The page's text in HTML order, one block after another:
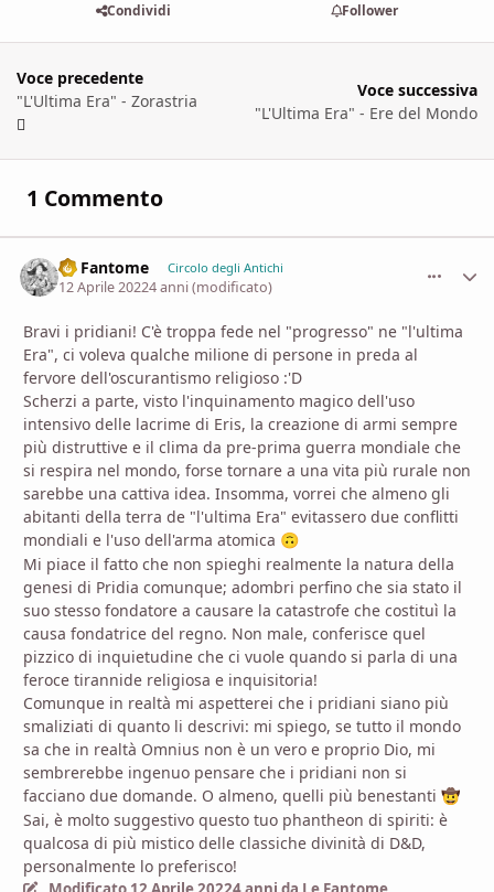
Condividi Follower
Voce precedente
"L'Ultima Era" - Zorastria
Voce successiva
"L'Ultima Era" - Ere del Mondo
1 Commento
Le Fantome Circolo degli Antichi
12 Aprile 20224 anni(modificato)
Bravi i pridiani! C'è troppa fede nel "progresso" ne "l'ultima
Era", ci voleva qualche milione di persone in preda al
fervore dell'oscurantismo religioso :'D
Scherzi a parte, visto l'inquinamento magico dell'uso
intensivo delle lacrime di Eris, la creazione di armi sempre
più distruttive e il clima da pre-prima guerra mondiale che
si respira nel mondo, forse tornare a una vita più rurale non
sarebbe una cattiva idea. Insomma, vorrei che almeno gli
abitanti della terra de "l'ultima Era" evitassero due conflitti
mondiali e l'uso dell'arma atomica 🙃
Mi piace il fatto che non spieghi realmente la natura della
genesi di Pridia comunque; adombri perfino che sia stato il
suo stesso fondatore a causare la catastrofe che costituì la
causa fondatrice del regno. Non male, conferisce quel
pizzico di inquietudine che ci vuole quando si parla di una
feroce tirannide religiosa e inquisitoria!
Comunque in realtà mi aspetterei che i pridiani siano più
smaliziati di quanto li descrivi: mi spiego, se tutto il mondo
sa che in realtà Omnius non è un vero e proprio Dio, mi
sembrerebbe ingenuo pensare che i pridiani non si
facciano due domande. O almeno, quelli più benestanti 🤠
Sai, è molto suggestivo questo tuo phantheon di spiriti: è
qualcosa di più mistico delle classiche divinità di D&D,
personalmente lo preferisco!